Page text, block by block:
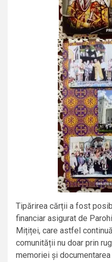
Tipărirea cărții a fost
financiar asigurat de
Mițiței, care astfel
comunității nu doar prin
memoriei și